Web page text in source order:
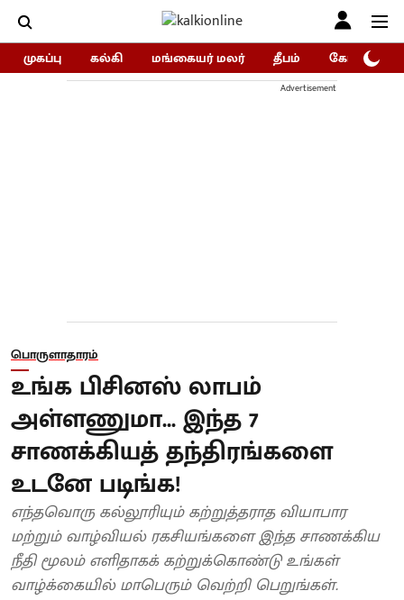
முகப்பு கல்கி மங்கையர் மலர் தீபம் கோகுலம்/
Advertisement
பொருளாதாரம்
உங்க பிசினஸ் லாபம்
அள்ளணுமா... இந்த 7
சாணக்கியத் தந்திரங்களை
உடனே படிங்க!
எந்தவொரு கல்லூரியும் கற்றுத்தராத வியாபார
மற்றும் வாழ்வியல் ரகசியங்களை இந்த சாணக்கிய
நீதி மூலம் எளிதாகக் கற்றுக்கொண்டு உங்கள்
வாழ்க்கையில் மாபெரும் வெற்றி பெறுங்கள்.